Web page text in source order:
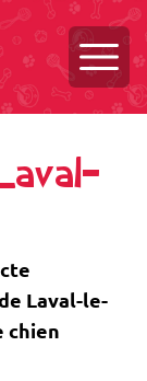
Laval-le-
chien